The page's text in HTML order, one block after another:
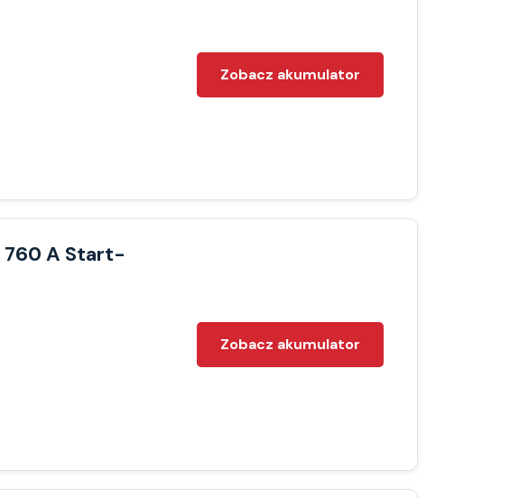
Zobacz akumulator
760 A Start-
Zobacz akumulator